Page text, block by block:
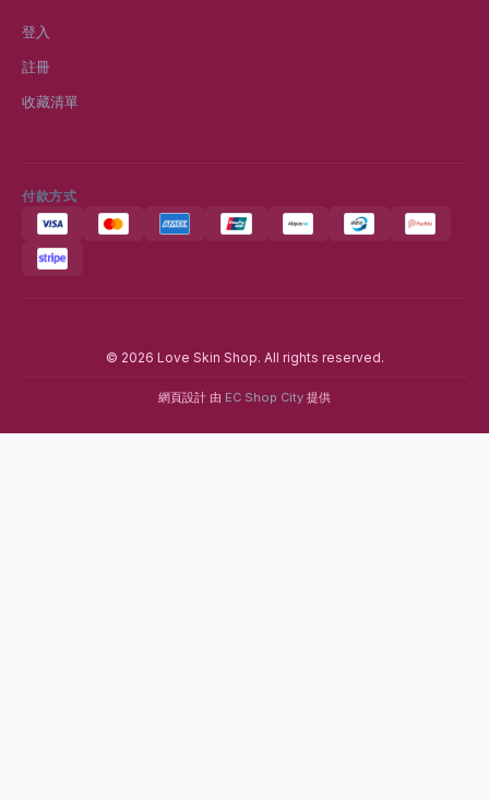
登入
註冊
收藏清單
付款方式
© 2026 Love Skin Shop. All rights reserved.
網頁設計 由 EC Shop City 提供